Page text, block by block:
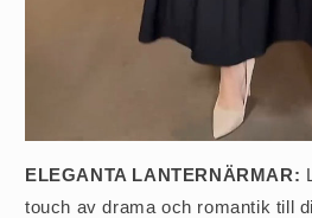
ELEGANTA LANTERNÄRMAR:
touch av drama och romantik till